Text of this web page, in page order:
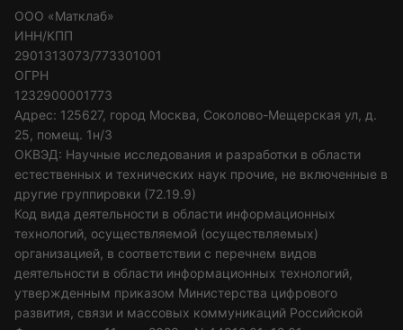
ООО «Матклаб»
ИНН/КПП
2901313073/773301001
ОГРН
1232900001773
Адрес: 125627, город Москва, Соколово-Мещерская ул, д.
25, помещ. 1н/3
ОКВЭД: Научные исследования и разработки в области
естественных и технических наук прочие, не включенные в
другие группировки (72.19.9)
Код вида деятельности в области информационных
технологий, осуществляемой (осуществляемых)
организацией, в соответствии с перечнем видов
деятельности в области информационных технологий,
утвержденным приказом Министерства цифрового
развития, связи и массовых коммуникаций Российской